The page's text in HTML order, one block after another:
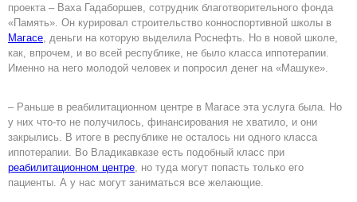
проекта – Ваха Гадаборшев, сотрудник благотворительного фонда
«Память». Он курировал строительство конноспортивной школы в
Магасе , деньги на которую выделила Роснефть. Но в новой школе,
как, впрочем, и во всей республике, не было класса иппотерапии.
Именно на него молодой человек и попросил денег на «Машуке».
– Раньше в реабилитационном центре в Магасе эта услуга была. Но
у них что-то не получилось, финансирования не хватило, и они
закрылись. В итоге в республике не осталось ни одного класса
иппотерапии. Во Владикавказе есть подобный класс при
реабилитационном центре , но туда могут попасть только его
пациенты. А у нас могут заниматься все желающие.